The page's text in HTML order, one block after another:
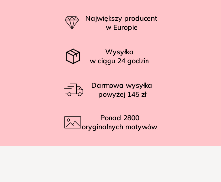
Największy producent
w Europie
Wysyłka
w ciągu 24 godzin
Darmowa wysyłka
powyżej 145 zł
Ponad 2800
oryginalnych motywów